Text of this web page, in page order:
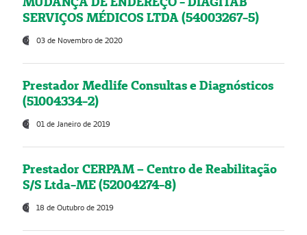
SERVIÇOS MÉDICOS LTDA (54003267-5)
03 de Novembro de 2020
Prestador Medlife Consultas e Diagnósticos
(51004334-2)
01 de Janeiro de 2019
Prestador CERPAM – Centro de Reabilitação
S/S Ltda-ME (52004274-8)
18 de Outubro de 2019